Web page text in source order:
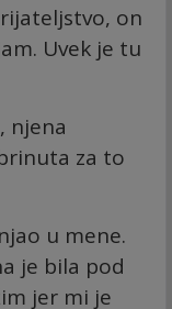
on
Uvek je tu
njena
za to
u mene.
je bila pod
jer mi je